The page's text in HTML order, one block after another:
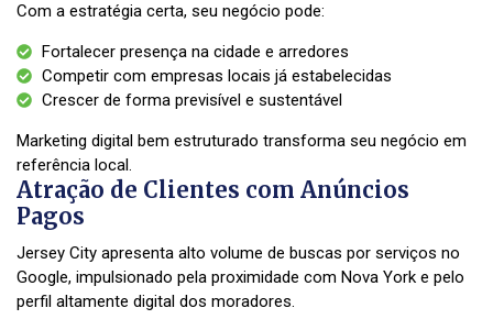
Com a estratégia certa, seu negócio pode:
Fortalecer presença na cidade e arredores
Competir com empresas locais já estabelecidas
Crescer de forma previsível e sustentável
Marketing digital bem estruturado transforma seu negócio em
referência local.
Atração de Clientes com Anúncios
Pagos
Jersey City apresenta alto volume de buscas por serviços no
Google, impulsionado pela proximidade com Nova York e pelo
perfil altamente digital dos moradores.